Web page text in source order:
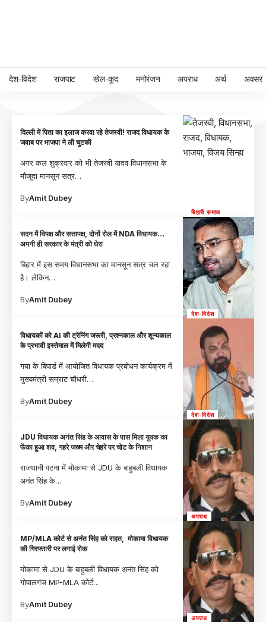
देश-विदेश राजपाट खेल-कूद मनोरंजन अपराध अर्थ अवसर
बिहारी समाज
दिल्ली में पिता का इलाज करवा रहे तेजस्वी! राजद विधायक के
जवाब पर भाजपा ने ली चुटकी
अगर कल शुक्रवार को भी तेजस्वी यादव विधानसभा के
मौजूदा मानसून सत्र…
ByAmit Dubey
देश-विदेश
सदन में विपक्ष और सत्तापक्ष, दोनों रोल में NDA विधायक…
अपनी ही सरकार के मंत्री को घेरा
बिहार में इस समय विधानसभा का मानसून सत्र चल रहा
है। लेकिन…
ByAmit Dubey
देश-विदेश
विधायकों को AI की ट्रेनिंग जरूरी, प्रश्नकाल और शून्यकाल
के प्रभावी इस्तेमाल में मिलेगी मदद
गया के बिपार्ड में आयोजित विधायक प्रबोधन कार्यक्रम में
मुख्यमंत्री सम्राट चौधरी…
ByAmit Dubey
अपराध
JDU विधायक अनंत सिंह के आवास के पास मिला युवक का
फेंका हुआ शव, गहरे जख्म और चेहरे पर चोट के निशान
राजधानी पटना में मोकामा से JDU के बाहुबली विधायक
अनंत सिंह के…
ByAmit Dubey
अपराध
MP/MLA कोर्ट से अनंत सिंह को राहत, मोकामा विधायक
की गिरफ्तारी पर लगाई रोक
मोकामा से JDU के बाहुबली विधायक अनंत सिंह को
गोपालगंज MP-MLA कोर्ट…
ByAmit Dubey